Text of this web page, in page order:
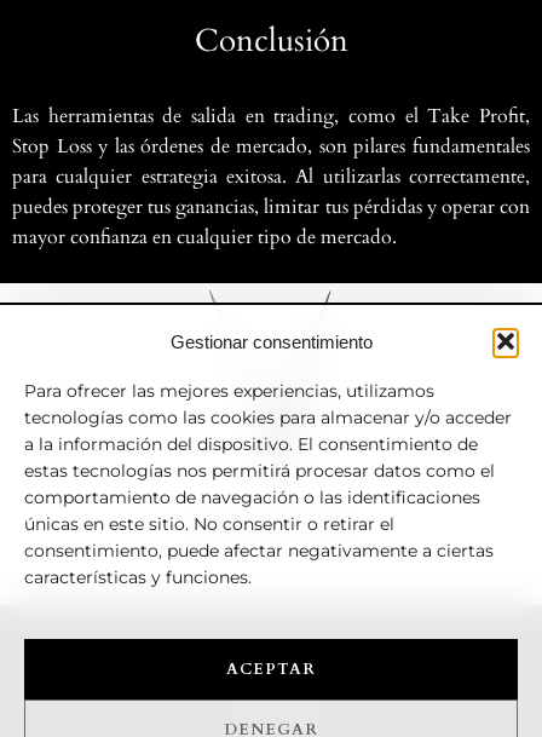
Gestionar consentimiento
Para ofrecer las mejores experiencias, utilizamos
tecnologías como las cookies para almacenar y/o acceder
a la información del dispositivo. El consentimiento de
estas tecnologías nos permitirá procesar datos como el
comportamiento de navegación o las identificaciones
únicas en este sitio. No consentir o retirar el
consentimiento, puede afectar negativamente a ciertas
características y funciones.
ACEPTAR
DENEGAR
Conclusión
Las herramientas de salida en trading, como el Take Profit,
Stop Loss y las órdenes de mercado, son pilares fundamentales
para cualquier estrategia exitosa. Al utilizarlas correctamente,
puedes proteger tus ganancias, limitar tus pérdidas y operar con
mayor confianza en cualquier tipo de mercado.
V.TRADERS
POLÍTICA DE COOKIES
TÉRMINOS Y CONDICIONES